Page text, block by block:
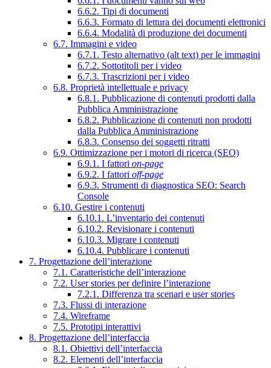
6.6.2. Tipi di documenti
6.6.3. Formato di lettura dei documenti elettronici
6.6.4. Modalità di produzione dei documenti
6.7. Immagini e video
6.7.1. Testo alternativo (alt text) per le immagini
6.7.2. Sottotitoli per i video
6.7.3. Trascrizioni per i video
6.8. Proprietà intellettuale e privacy
6.8.1. Pubblicazione di contenuti prodotti dalla
Pubblica Amministrazione
6.8.2. Pubblicazione di contenuti non prodotti
dalla Pubblica Amministrazione
6.8.3. Consenso dei soggetti ritratti
6.9. Ottimizzazione per i motori di ricerca (SEO)
6.9.1. I fattori on-page
6.9.2. I fattori off-page
6.9.3. Strumenti di diagnostica SEO: Search
Console
6.10. Gestire i contenuti
6.10.1. L’inventario dei contenuti
6.10.2. Revisionare i contenuti
6.10.3. Migrare i contenuti
6.10.4. Pubblicare i contenuti
7. Progettazione dell’interazione
7.1. Caratteristiche dell’interazione
7.2. User stories per definire l’interazione
7.2.1. Differenza tra scenari e user stories
7.3. Flussi di interazione
7.4. Wireframe
7.5. Prototipi interattivi
8. Progettazione dell’interfaccia
8.1. Obiettivi dell’interfaccia
8.2. Elementi dell’interfaccia